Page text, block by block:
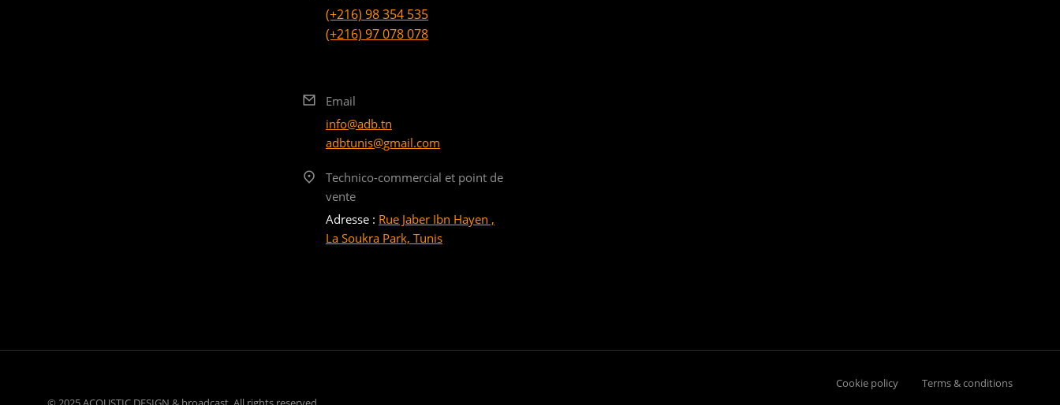
(+216) 98 354 535
(+216) 97 078 078
Email
info@adb.tn
adbtunis@gmail.com
Technico-commercial et point de
vente
Adresse : Rue Jaber Ibn Hayen ,
La Soukra Park, Tunis
Cookie policy Terms & conditions